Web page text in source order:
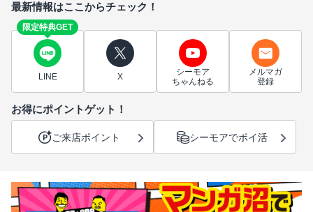
最新情報はここからチェック！
限定特典GET
LINE X
シーモア
ちゃんねる
メルマガ
登録
お得にポイントゲット！
ご来店ポイント シーモアでポイ活